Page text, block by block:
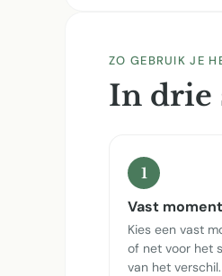
ZO GEBRUIK JE
In drie
1
Vast
Kies een vast
of net voor het
van het verschil.